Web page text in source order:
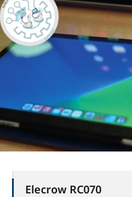
Elecrow RC070